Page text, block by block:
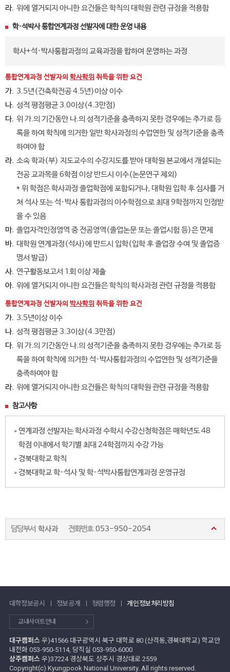
라. 위에 열거되지 아니한 요건들은 학칙의 대학원 관련 규정을 적용함
학·석박사 통합연계과정 선발자에 대한 운영 내용
학사+석·박사통합과정의 교육과정을 합하여 운영하는 과정
통합연계과정 선발자의 학사학위 취득을 위한 요건
가. 3.5년(건축학전공 4.5년)이상 이수
나. 성적 평점평균 3.0이상(4.3만점)
다. 위 가.의 기간동안 나.의 성적기준을 충족하지 못한 경우에는 추가로 등
록을 하여 학칙에 의거한 일반 학사과정의 수업연한 및 성적기준을 충족
하여야 함
라. 소속 학과(부) 지도교수의 수강지도를 받아 대학원 본교에서 개설되는
전공 교과목을 6학점 이상 반드시 이수(논문연구 제외)
* 위 학점은 학사과정 졸업학점에 포함되거나, 대학원 입학 후 심사를 거
쳐 석사 또는 석·박사 통합과정의 이수학점으로 최대 9학점까지 인정받
을 수 있음
마. 졸업자격인정영역 중 전공영역(졸업논문 또는 졸업시험 등)은 면제
바. 대학원 연계과정(석사)에 반드시 입학(입학 후 졸업장 수여 및 졸업증
명서 발급)
사. 연구활동보고서 1회 이상 제출
아. 위에 열거되지 아니한 요건들은 학칙의 학사과정 관련 규정을 적용함
통합연계과정 선발자의 박사학위 취득을 위한 요건
가. 3.5년이상 이수
나. 성적 평점평균 3.3이상(4.3만점)
다. 위 가.의 기간동안 나.의 성적기준을 충족하지 못한 경우에는 추가로 등
록을 하여 학칙에 의거한 석·박사통합과정의 수업연한 및 성적기준을
충족하여야 함
라. 위에 열거되지 아니한 요건들은 학칙의 대학원 관련 규정을 적용함
참고사항
연계과정 선발자는 학사과정 수학시 수강신청학점은 매학년도 48
학점 이내에서 학기별 최대 24학점까지 수강 가능
경북대학교 학칙
경북대학교 학·석사 및 학·석박사통합연계과정 운영규정
담당부서 학사과 전화번호 053-950-2054
대학정보공시 정보공개 청렴행정 개인정보처리방침
교내사이트안내
대구캠퍼스 우)41566 대구광역시 북구 대학로 80 (산격동,경북대학교) 학교안
내전화 053-950-5114, 당직실 053-950-6000
상주캠퍼스 우)37224 경상북도 상주시 경상대로 2559
Copyright(c) Kyungpook National University. All rights reserved.